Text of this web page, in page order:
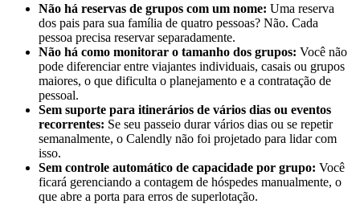
Não há reservas de grupos com um nome: Uma reserva
dos pais para sua família de quatro pessoas? Não. Cada
pessoa precisa reservar separadamente.
Não há como monitorar o tamanho dos grupos: Você não
pode diferenciar entre viajantes individuais, casais ou grupos
maiores, o que dificulta o planejamento e a contratação de
pessoal.
Sem suporte para itinerários de vários dias ou eventos
recorrentes: Se seu passeio durar vários dias ou se repetir
semanalmente, o Calendly não foi projetado para lidar com
isso.
Sem controle automático de capacidade por grupo: Você
ficará gerenciando a contagem de hóspedes manualmente, o
que abre a porta para erros de superlotação.